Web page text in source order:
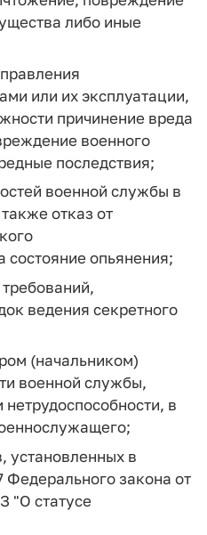
либо иные
или их эксплуатации,
причинение вреда
военного
последствия;
военной службы в
отказ от
состояние опьянения;
ведения секретного
(начальником)
военной службы,
в
установленных в
Федерального закона от
"О статусе